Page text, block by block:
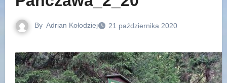
By Adrian Kołodziej 21 października 2020